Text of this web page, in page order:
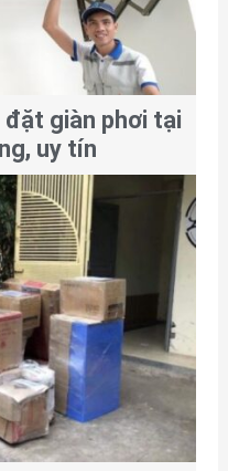
giàn phơi tại
uy tín